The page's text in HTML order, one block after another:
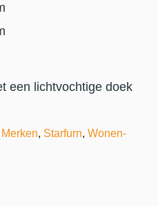
een lichtvochtige doek
Merken, Starfurn, Wonen-